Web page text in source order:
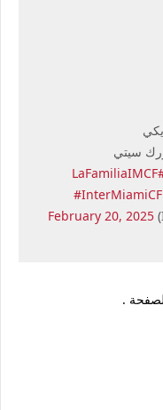
#InterMiamiCF
February 20, 2025
.